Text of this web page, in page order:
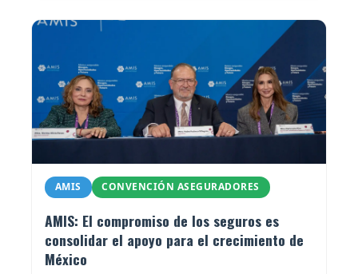
AMIS CONVENCIÓN ASEGURADORES
AMIS: El compromiso de los seguros es
consolidar el apoyo para el crecimiento de
México